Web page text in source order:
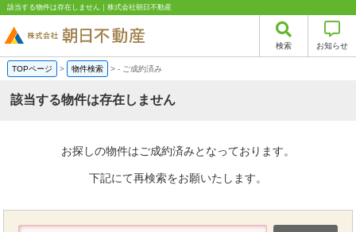
該当する物件は存在しません｜株式会社朝日不動産
検索 お知らせ
TOPページ > 物件検索 >- ご成約済み
該当する物件は存在しません
お探しの物件はご成約済みとなっております。
下記にて再検索をお願いたします。